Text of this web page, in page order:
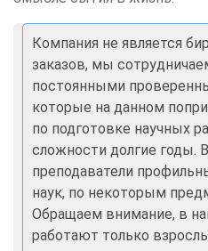
Компания не является
заказов, мы
постоянными
которые на данном
по подготовке научных
сложности долгие годы.
преподаватели
наук, по некоторым
Обращаем внимание, в
работают только